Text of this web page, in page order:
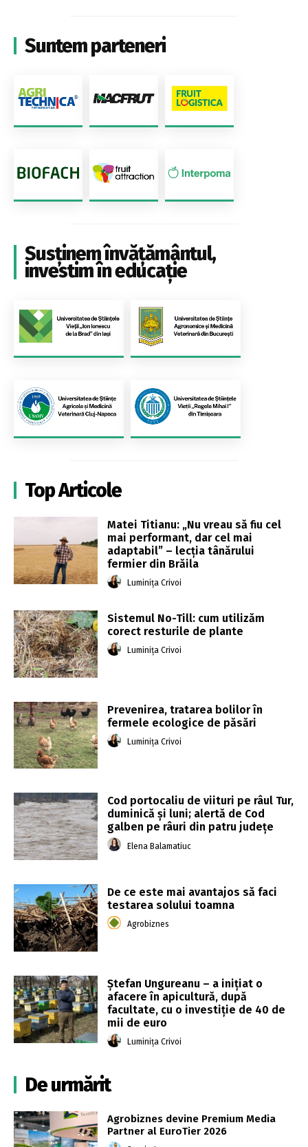
Suntem parteneri
Susținem învățământul,
investim în educație
Top Articole
Matei Titianu: „Nu vreau să fiu cel
mai performant, dar cel mai
adaptabil” – lecția tânărului
fermier din Brăila
Luminița Crivoi
Sistemul No-Till: cum utilizăm
corect resturile de plante
Luminița Crivoi
Prevenirea, tratarea bolilor în
fermele ecologice de păsări
Luminița Crivoi
Cod portocaliu de viituri pe râul Tur,
duminică şi luni; alertă de Cod
galben pe râuri din patru judeţe
Elena Balamatiuc
De ce este mai avantajos să faci
testarea solului toamna
Agrobiznes
Ștefan Ungureanu – a inițiat o
afacere în apicultură, după
facultate, cu o investiție de 40 de
mii de euro
Luminița Crivoi
De urmărit
Agrobiznes devine Premium Media
Partner al EuroTier 2026